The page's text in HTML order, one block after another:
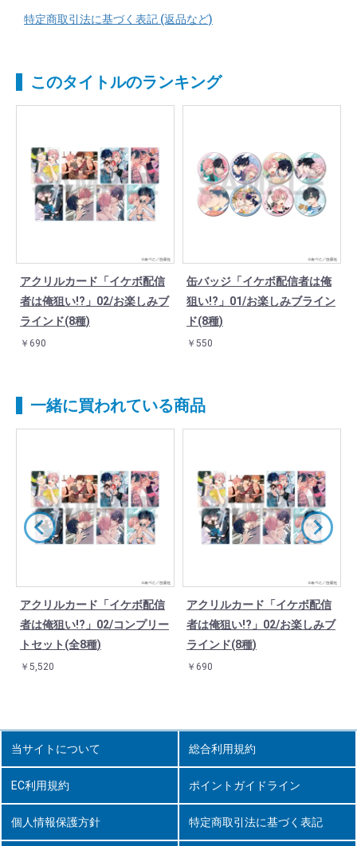
特定商取引法に基づく表記 (返品など)
このタイトルのランキング
アクリルカード「イケボ配信
者は俺狙い!?」02/お楽しみブ
ラインド(8種)
￥690
缶バッジ「イケボ配信者は俺
狙い!?」01/お楽しみブライン
ド(8種)
￥550
一緒に買われている商品
アクリルカード「イケボ配信
者は俺狙い!?」02/コンプリー
トセット(全8種)
￥5,520
アクリルカード「イケボ配信
者は俺狙い!?」02/お楽しみブ
ラインド(8種)
￥690
当サイトについて 総合利用規約
EC利用規約 ポイントガイドライン
個人情報保護方針 特定商取引法に基づく表記